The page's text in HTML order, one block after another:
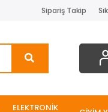
Sipariş Takip
ELEKTRONİK